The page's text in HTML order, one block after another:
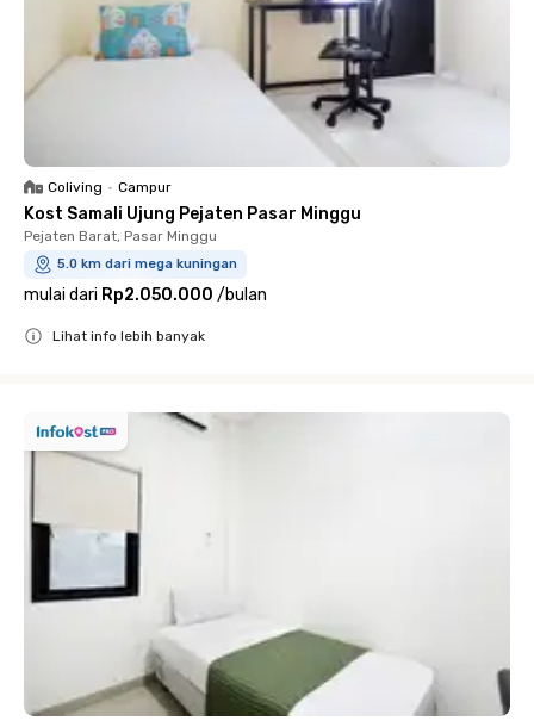
Coliving • Campur
Kost Samali Ujung Pejaten Pasar Minggu
Pejaten Barat, Pasar Minggu
5.0 km dari mega kuningan
mulai dari Rp2.050.000 /bulan
Lihat info lebih banyak